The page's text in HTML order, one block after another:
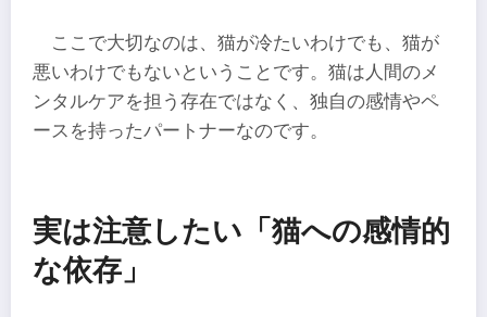
ここで大切なのは、猫が冷たいわけでも、猫が
悪いわけでもないということです。猫は人間のメ
ンタルケアを担う存在ではなく、独自の感情やペ
ースを持ったパートナーなのです。
実は注意したい「猫への感情的
な依存」